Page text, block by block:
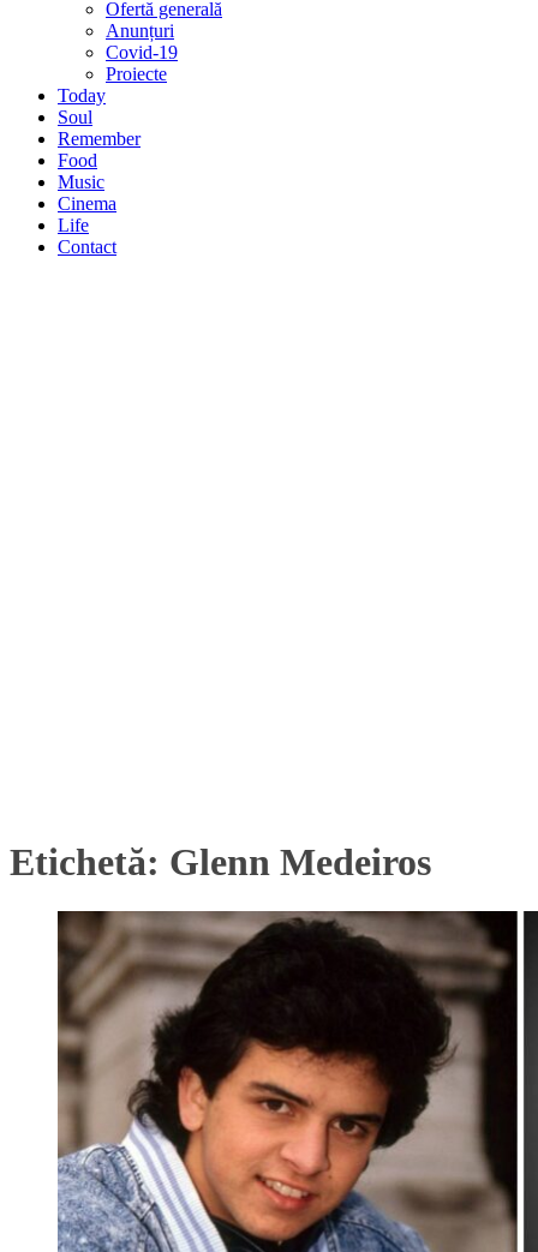
Ofertă generală
Anunțuri
Covid-19
Proiecte
Today
Soul
Remember
Food
Music
Cinema
Life
Contact
Etichetă: Glenn Medeiros